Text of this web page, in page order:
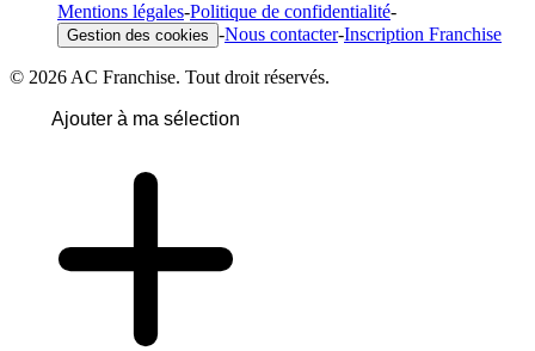
Mentions légales-Politique de confidentialité-
Gestion des cookies -Nous contacter-Inscription Franchise
© 2026 AC Franchise. Tout droit réservés.
Ajouter à ma sélection